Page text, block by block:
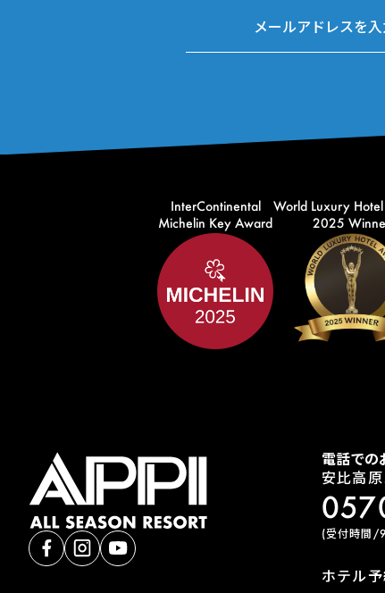
InterContinental
Michelin Key Award
World Luxury
2025
電話での
安比高
(受付時間/
ホテル